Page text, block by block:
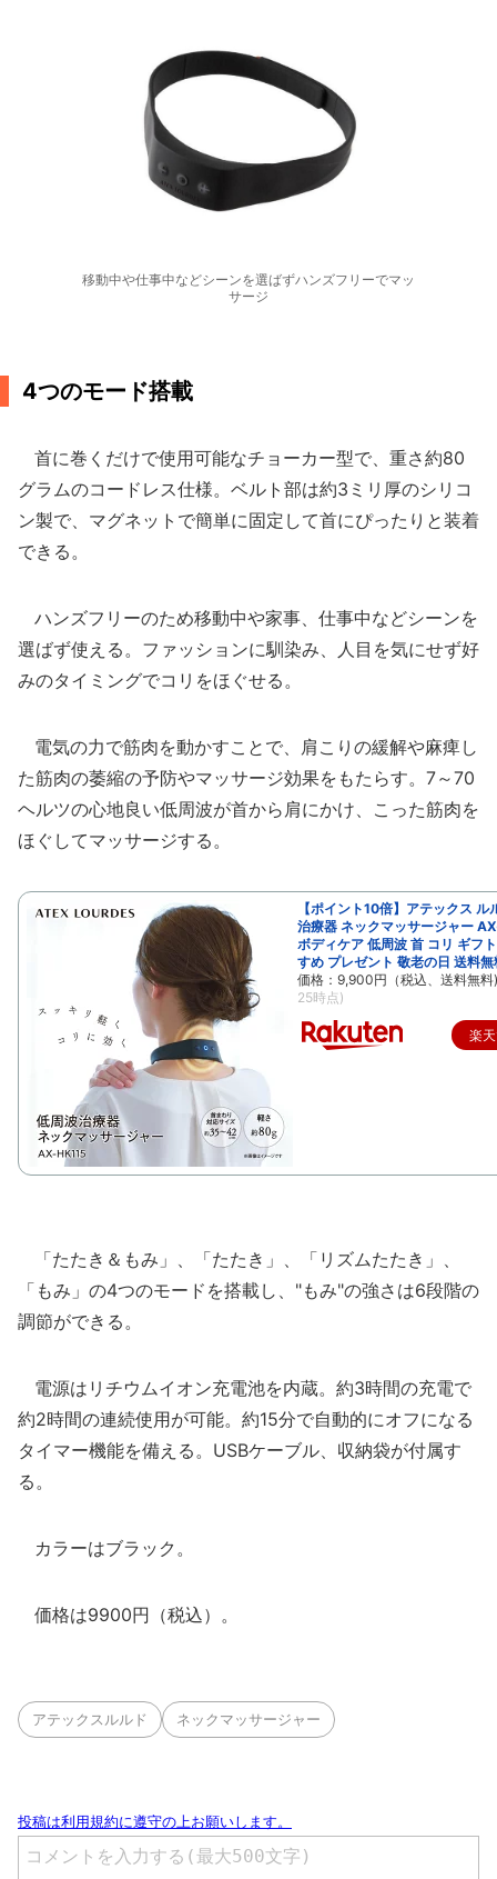
移動中や仕事中などシーンを選ばずハンズフリーでマッ
サージ
4つのモード搭載
首に巻くだけで使用可能なチョーカー型で、重さ約80
グラムのコードレス仕様。ベルト部は約3ミリ厚のシリコ
ン製で、マグネットで簡単に固定して首にぴったりと装着
できる。
ハンズフリーのため移動中や家事、仕事中などシーンを
選ばず使える。ファッションに馴染み、人目を気にせず好
みのタイミングでコリをほぐせる。
電気の力で筋肉を動かすことで、肩こりの緩解や麻痺し
た筋肉の萎縮の予防やマッサージ効果をもたらす。7～70
ヘルツの心地良い低周波が首から肩にかけ、こった筋肉を
ほぐしてマッサージする。
【ポイント10倍】アテックス ル
治療器 ネックマッサージャー
ボディケア 低周波 首 コリ ギフ
すめ プレゼント 敬老の日 送料無
価格：9,900円（税込、送料無料)
25時点)
楽
「たたき＆もみ」、「たたき」、「リズムたたき」、
「もみ」の4つのモードを搭載し、"もみ"の強さは6段階の
調節ができる。
電源はリチウムイオン充電池を内蔵。約3時間の充電で
約2時間の連続使用が可能。約15分で自動的にオフになる
タイマー機能を備える。USBケーブル、収納袋が付属す
る。
カラーはブラック。
価格は9900円（税込）。
アテックスルルド ネックマッサージャー